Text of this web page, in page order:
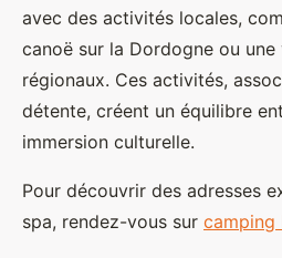
avec des activités locales,
canoë sur la Dordogne ou
régionaux. Ces activités,
détente, créent un équilibre
immersion culturelle.
Pour découvrir des adresses
spa, rendez-vous sur camping